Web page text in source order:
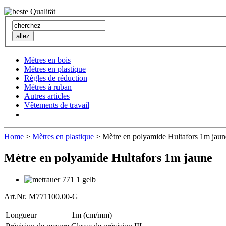
Mètres en bois
Mètres en plastique
Règles de réduction
Mètres à ruban
Autres articles
Vêtements de travail
Home > Mètres en plastique > Mètre en polyamide Hultafors 1m
Mètre en polyamide Hultafors 1m jaune
Art.Nr. M771100.00-G
Longueur
1m (cm/mm)